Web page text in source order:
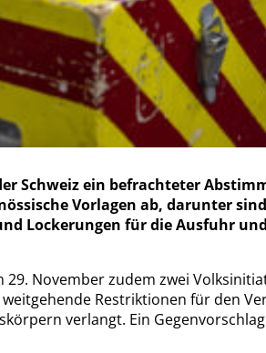
Schweiz ein befrachteter
Vorlagen ab, darunter
Lockerungen für die Ausfuhr
November zudem zwei
Restriktionen für den
verlangt. Ein